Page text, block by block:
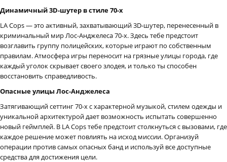
Динамичный 3D-шутер в стиле 70-х
LA Cops — это активный, захватывающий 3D-шутер, перенесенный в
криминальный мир Лос-Анджелеса 70-х. Здесь тебе предстоит
возглавить группу полицейских, которые играют по собственным
правилам. Атмосфера игры переносит на грязные улицы города, где
каждый уголок скрывает своего злодея, и только ты способен
восстановить справедливость.
Опасные улицы Лос-Анджелеса
Затягивающий сеттинг 70-х с характерной музыкой, стилем одежды и
уникальной архитектурой дает возможность испытать совершенно
новый геймплей. В LA Cops тебе предстоит столкнуться с вызовами, где
каждое решение может повлиять на исход миссии. Организуй
операции против самых опасных банд и используй все доступные
средства для достижения цели.